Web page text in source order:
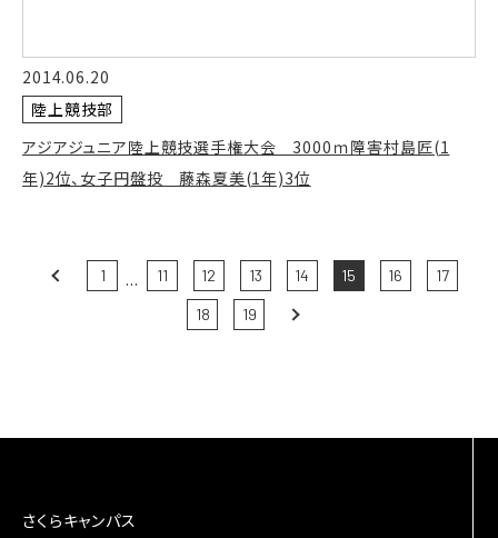
2014.06.20
陸上競技部
アジアジュニア陸上競技選手権大会 3000ｍ障害村島匠(1
年)2位、女子円盤投 藤森夏美(1年)3位
Prev 1 ... 11 12 13 14 15 16 17
18 19 Next
さくらキャンパス